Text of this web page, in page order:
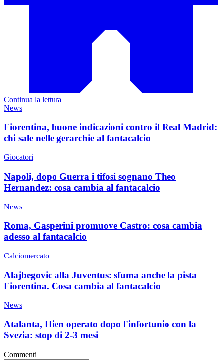
Continua la lettura
News
Fiorentina, buone indicazioni contro il Real Madrid:
chi sale nelle gerarchie al fantacalcio
Giocatori
Napoli, dopo Guerra i tifosi sognano Theo
Hernandez: cosa cambia al fantacalcio
News
Roma, Gasperini promuove Castro: cosa cambia
adesso al fantacalcio
Calciomercato
Alajbegovic alla Juventus: sfuma anche la pista
Fiorentina. Cosa cambia al fantacalcio
News
Atalanta, Hien operato dopo l'infortunio con la
Svezia: stop di 2-3 mesi
Commenti